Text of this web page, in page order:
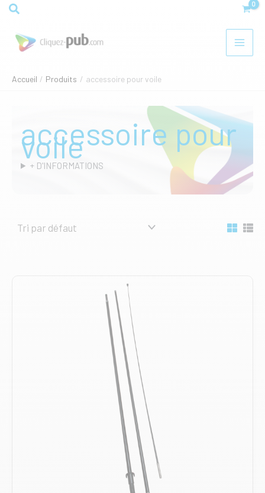
Aller
contenu
Rechercher
Accueil Produits accessoire pour voile
accessoire pour
voile
+ D'INFORMATIONS